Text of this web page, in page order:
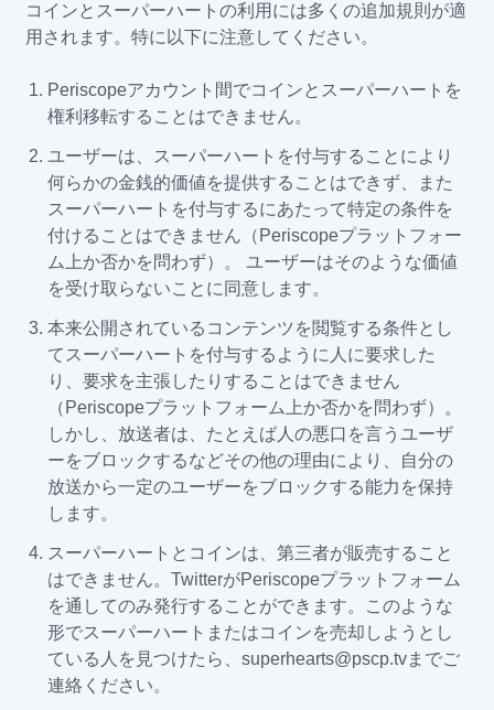
コインとスーパーハートの利用には多くの追加規則が適
用されます。特に以下に注意してください。
Periscopeアカウント間でコインとスーパーハートを
権利移転することはできません。
ユーザーは、スーパーハートを付与することにより
何らかの金銭的価値を提供することはできず、また
スーパーハートを付与するにあたって特定の条件を
付けることはできません（Periscopeプラットフォー
ム上か否かを問わず）。 ユーザーはそのような価値
を受け取らないことに同意します。
本来公開されているコンテンツを閲覧する条件とし
てスーパーハートを付与するように人に要求した
り、要求を主張したりすることはできません
（Periscopeプラットフォーム上か否かを問わず）。
しかし、放送者は、たとえば人の悪口を言うユーザ
ーをブロックするなどその他の理由により、自分の
放送から一定のユーザーをブロックする能力を保持
します。
スーパーハートとコインは、第三者が販売すること
はできません。TwitterがPeriscopeプラットフォーム
を通してのみ発行することができます。このような
形でスーパーハートまたはコインを売却しようとし
ている人を見つけたら、superhearts@pscp.tvまでご
連絡ください。